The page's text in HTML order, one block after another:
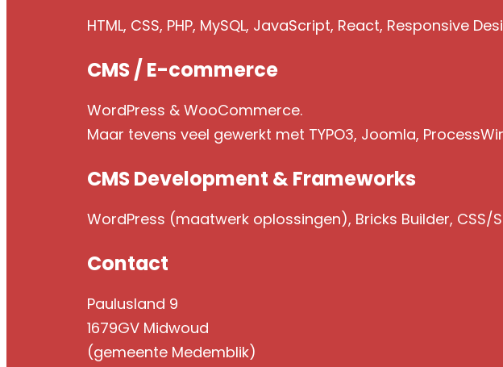
HTML, CSS, PHP, MySQL, JavaScript, React, Responsive
CMS / E-commerce
WordPress & WooCommerce.
Maar tevens veel gewerkt met TYPO3, Joomla,
CMS Development & Frameworks
WordPress (maatwerk oplossingen), Bricks Builder, CSS/
Contact
Paulusland 9
1679GV Midwoud
(gemeente Medemblik)